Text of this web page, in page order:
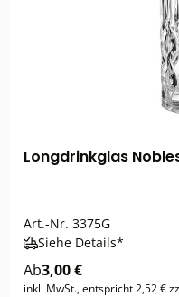
Longdrinkglas
Art.-Nr. 3375G
Siehe Details*
Ab3,00 €
inkl. MwSt., entspricht 2,52 €